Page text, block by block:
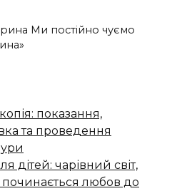
Ми постійно чуємо
показання,
та проведення
дітей: чарівний світ,
починається любов до